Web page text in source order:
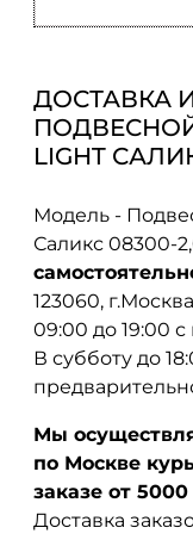
ДОСТАВКА
LIGHT
Модель -
Саликс 08300-
123060,
09:00 до 19:00
В субботу до
Мы
по Москве
заказе от
Доставка